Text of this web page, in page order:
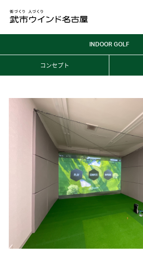
採用情報
店舗デザイン
インドアゴルフ
オフィスデザイン
INDOOR GOLF
コンセプト